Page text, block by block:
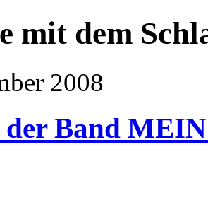
mit dem
2008
Band